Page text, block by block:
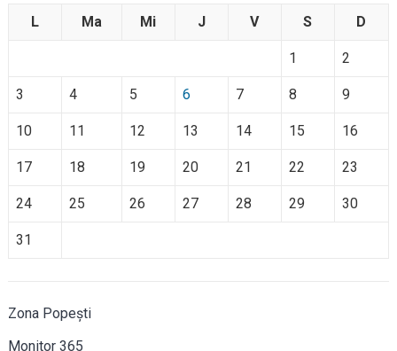
L Ma Mi J V S D
1 2
3 4 5 6 7 8 9
10 11 12 13 14 15 16
17 18 19 20 21 22 23
24 25 26 27 28 29 30
31
Zona Popești
Monitor 365